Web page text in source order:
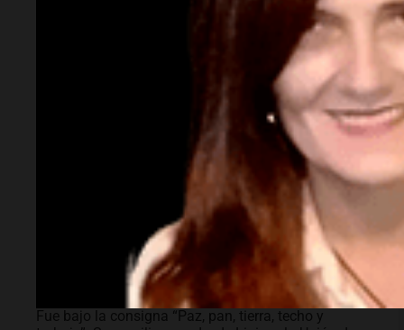
Masiva marcha de
sindicatos y
organizaciones
sociales a Plaza de
Mayo por San
Cayetano
Fue bajo la consigna “Paz, pan, tierra, techo y